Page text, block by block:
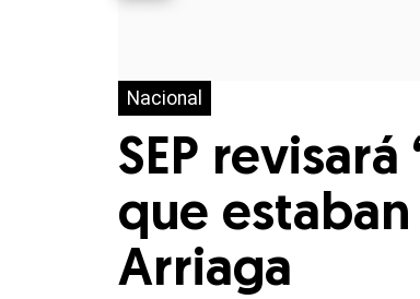
Nacional
SEP
que
Arriaga